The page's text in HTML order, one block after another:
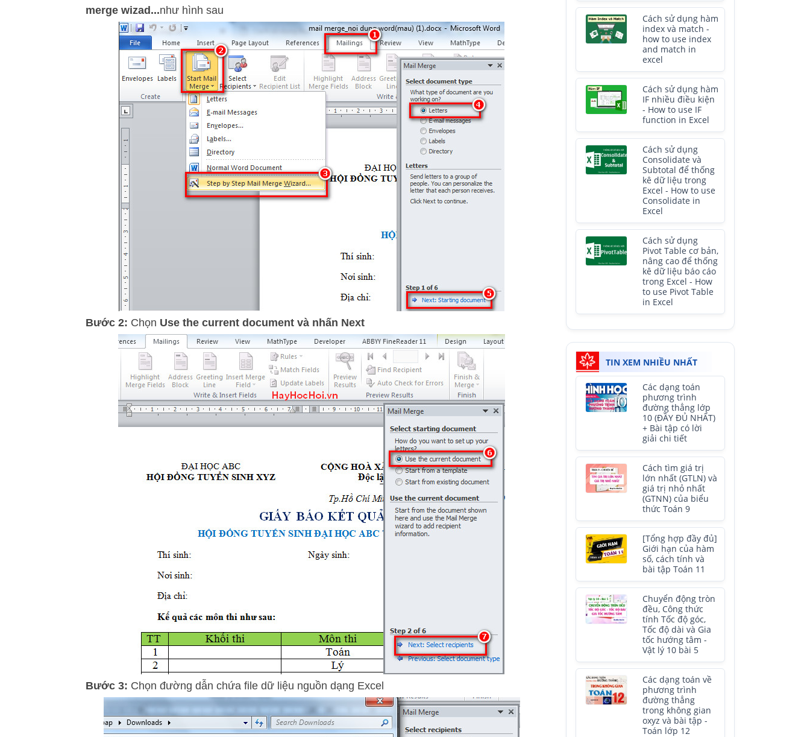
merge wizad...như hình sau
Bước 2: Chọn Use the current document và nhấn Next
Bước 3: Chọn đường dẫn chứa file dữ liệu nguồn dạng Excel
Cách sử dụng hàm
index và match -
how to use index
and match in
excel
Cách sử dụng hàm
IF nhiều điều kiện
- How to use IF
function in Excel
Cách sử dụng
Consolidate và
Subtotal để thống
kê dữ liệu trong
Excel - How to use
Consolidate in
Excel
Cách sử dụng
Pivot Table cơ bản,
nâng cao để thống
kê dữ liệu báo cáo
trong Excel - How
to use Pivot Table
in Excel
TIN XEM NHIỀU NHẤT
Các dạng toán
phương trình
đường thẳng lớp
10 (ĐẦY ĐỦ NHẤT)
+ Bài tập có lời
giải chi tiết
Cách tìm giá trị
lớn nhất (GTLN) và
giá trị nhỏ nhất
(GTNN) của biểu
thức Toán 9
[Tổng hợp đầy đủ]
Giới hạn của hàm
số, cách tính và
bài tập Toán 11
Chuyển động tròn
đều, Công thức
tính Tốc độ góc,
Tốc độ dài và Gia
tốc hướng tâm -
Vật lý 10 bài 5
Các dạng toán về
phương trình
đường thẳng
trong không gian
oxyz và bài tập -
Toán lớp 12